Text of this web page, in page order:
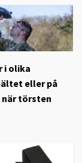
i olika
eller på
när törsten